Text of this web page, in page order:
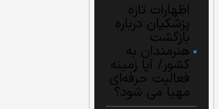
اظهارات تازه
پزشکیان درباره
بازگشت
هنرمندان به
کشور/ آیا زمینه
فعالیت حرفه‌ای
مهیا می شود؟